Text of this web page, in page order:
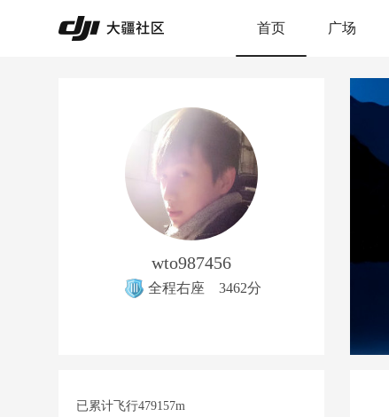
首页 广场
wto987456
全程右座 3462分
已累计飞行479157m